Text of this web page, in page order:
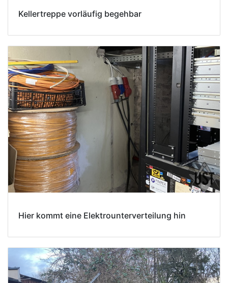
Kellertreppe vorläufig begehbar
Hier kommt eine Elektrounterverteilung hin